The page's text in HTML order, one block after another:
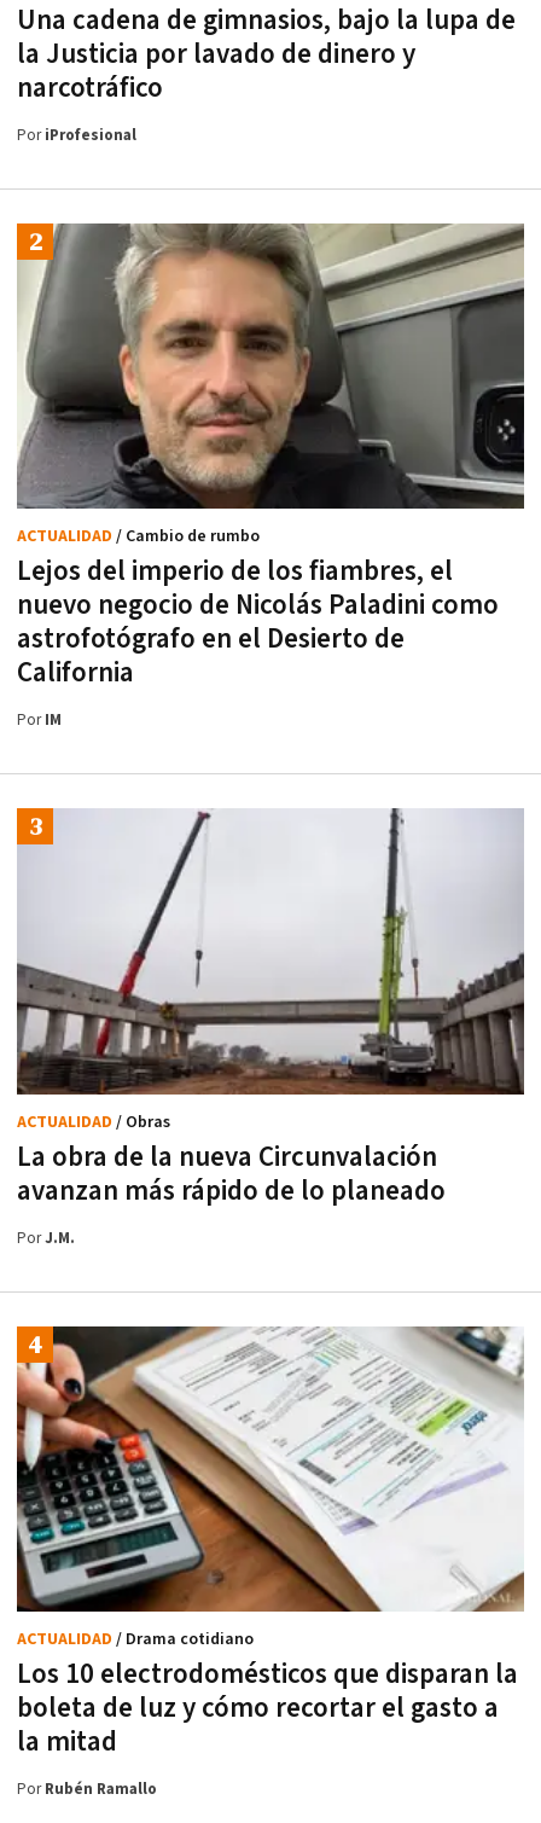
Una cadena de gimnasios, bajo la lupa de
la Justicia por lavado de dinero y
narcotráfico
PoriProfesional
Lejos del imperio de los fiambres, el
nuevo negocio de Nicolás Paladini como
astrofotógrafo en el Desierto de
California
ACTUALIDAD / Cambio de rumbo
PorIM
La obra de la nueva Circunvalación
avanzan más rápido de lo planeado
ACTUALIDAD / Obras
PorJ.M.
Los 10 electrodomésticos que disparan la
boleta de luz y cómo recortar el gasto a
la mitad
ACTUALIDAD / Drama cotidiano
PorRubén Ramallo